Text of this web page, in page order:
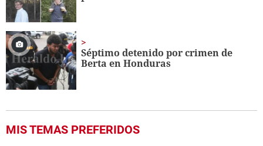
Séptimo detenido por crimen de
Berta en Honduras
MIS TEMAS PREFERIDOS